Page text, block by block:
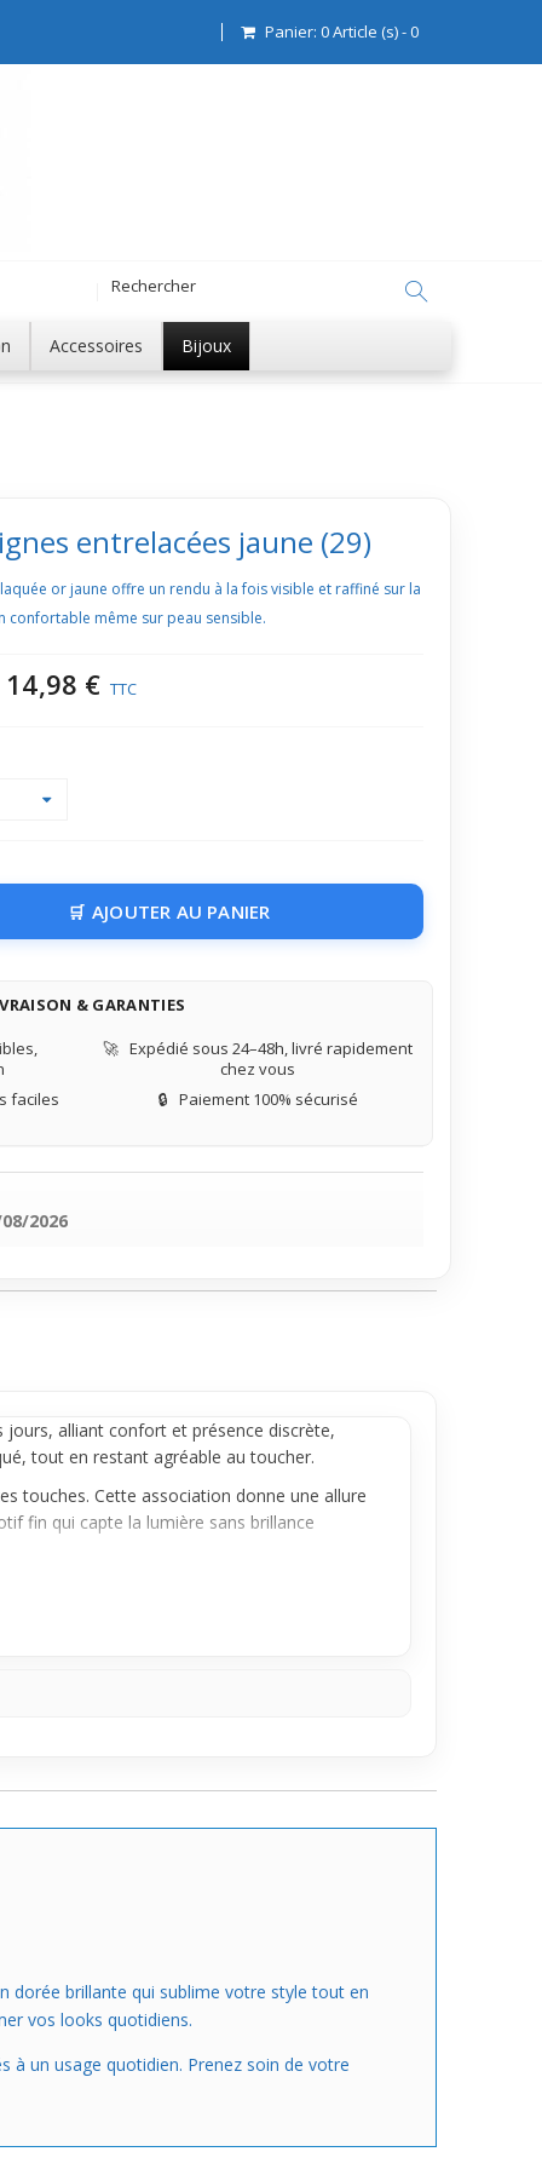
Panier: 0Article (s)-0
Accessoires Bijoux
entrelacées jaune (29)
or jaune offre un rendu à la fois visible et raffiné sur la
même sur peau sensible.
14,98 € TTC
AJOUTER AU PANIER
& GARANTIES
🚀 Expédié sous 24–48h, livré rapidement
chez vous
faciles
🔒 Paiement 100% sécurisé
2026
alliant confort et présence discrète,
tout en restant agréable au toucher.
touches. Cette association donne une allure
fin qui capte la lumière sans brillance
d’autres bagues fines pour un look
dorée brillante qui sublime votre style tout en
vos looks quotidiens.
à un usage quotidien. Prenez soin de votre